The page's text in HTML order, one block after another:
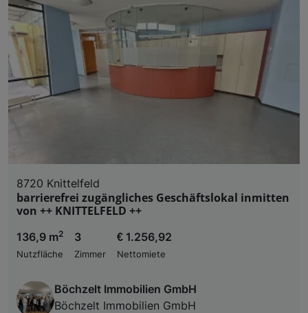
8720 Knittelfeld
barrierefrei zugängliches Geschäftslokal inmitten
von ++ KNITTELFELD ++
136,9 m2
Nutzfläche
3
Zimmer
€ 1.256,92
Nettomiete
Böchzelt Immobilien GmbH
Böchzelt Immobilien GmbH